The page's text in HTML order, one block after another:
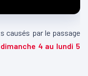
causés par le passage
4 au lundi 5